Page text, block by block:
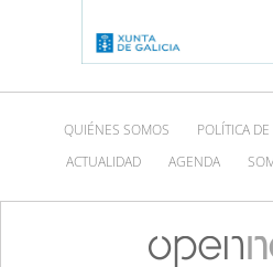
QUIÉNES SOMOS POLÍTICA
ACTUALIDAD
AGENDA